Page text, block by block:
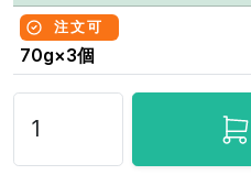
注文可
70g×3個